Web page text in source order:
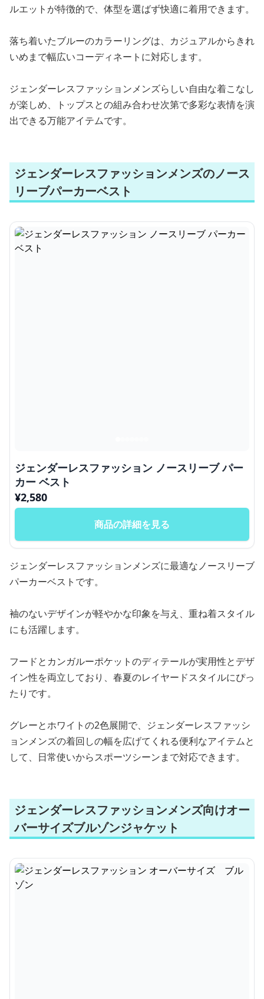
ルエットが特徴的で、体型を選ばず快適に着用できます。
落ち着いたブルーのカラーリングは、カジュアルからきれ
いめまで幅広いコーディネートに対応します。
ジェンダーレスファッションメンズらしい自由な着こなし
が楽しめ、トップスとの組み合わせ次第で多彩な表情を演
出できる万能アイテムです。
ジェンダーレスファッションメンズのノース
リーブパーカーベスト
ジェンダーレスファッション ノースリーブ パー
カー ベスト
¥2,580
商品の詳細を見る
ジェンダーレスファッションメンズに最適なノースリーブ
パーカーベストです。
袖のないデザインが軽やかな印象を与え、重ね着スタイル
にも活躍します。
フードとカンガルーポケットのディテールが実用性とデザ
イン性を両立しており、春夏のレイヤードスタイルにぴっ
たりです。
グレーとホワイトの2色展開で、ジェンダーレスファッシ
ョンメンズの着回しの幅を広げてくれる便利なアイテムと
して、日常使いからスポーツシーンまで対応できます。
ジェンダーレスファッションメンズ向けオー
バーサイズブルゾンジャケット